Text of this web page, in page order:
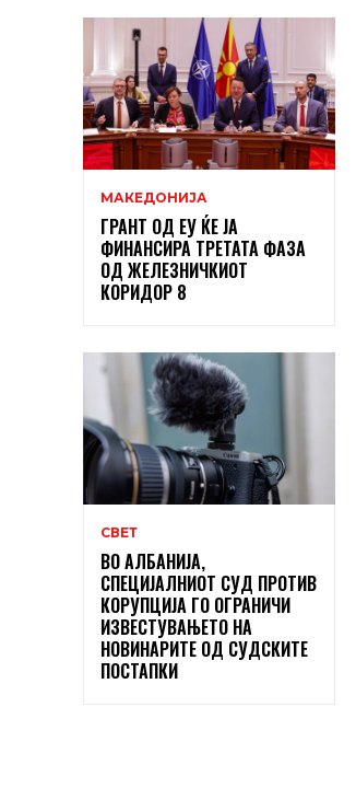
МАКЕДОНИЈА
ГРАНТ ОД ЕУ ЌЕ ЈА
ФИНАНСИРА ТРЕТАТА ФАЗА
ОД ЖЕЛЕЗНИЧКИОТ
КОРИДОР 8
СВЕТ
ВО АЛБАНИЈА,
СПЕЦИЈАЛНИОТ СУД ПРОТИВ
КОРУПЦИЈА ГО ОГРАНИЧИ
ИЗВЕСТУВАЊЕТО НА
НОВИНАРИТЕ ОД СУДСКИТЕ
ПОСТАПКИ